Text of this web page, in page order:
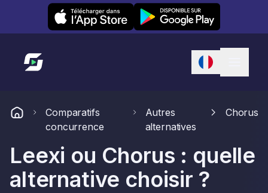
Leexi on iOS Leexi on Android
Lien vers l'accueil
Comparatifs
concurrence
Autres
alternatives
Chorus
Leexi ou Chorus : quelle
alternative choisir ?